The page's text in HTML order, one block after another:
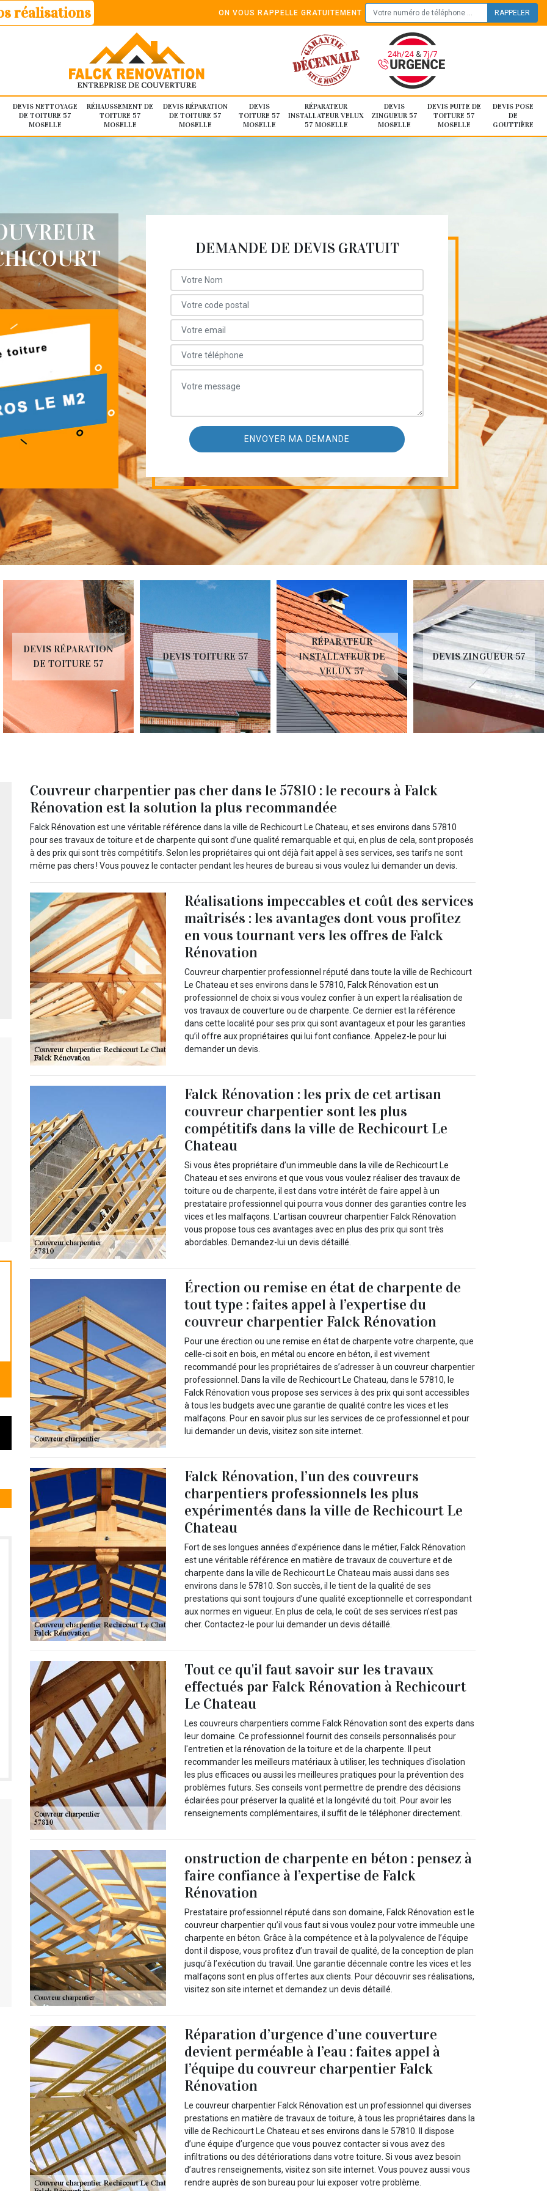
réalisations ON VOUS RAPPELLE GRATUITEMENT
DEVIS NETTOYAGE
DE TOITURE 57
MOSELLE
RÉHAUSSEMENT DE
TOITURE 57
MOSELLE
DEVIS RÉPARATION
DE TOITURE 57
MOSELLE
DEVIS
TOITURE 57
MOSELLE
RÉPARATEUR
INSTALLATEUR VELUX
57 MOSELLE
DEVIS
ZINGUEUR 57
MOSELLE
DEVIS FUITE DE
TOITURE 57
MOSELLE
DEVIS POSE
DE
GOUTTIÈRE
DEMANDE DE DEVIS GRATUIT
RÉPARATION
DE TOITURE 57
DEVIS TOITURE 57
RÉPARATEUR
INSTALLATEUR DE
VELUX 57
DEVIS ZINGUEUR 57
Couvreur charpentier pas cher dans le 57810 : le recours à Falck
Rénovation est la solution la plus recommandée
Falck Rénovation est une véritable référence dans la ville de Rechicourt Le Chateau, et ses environs dans 57810
pour ses travaux de toiture et de charpente qui sont d’une qualité remarquable et qui, en plus de cela, sont proposés
à des prix qui sont très compétitifs. Selon les propriétaires qui ont déjà fait appel à ses services, ses tarifs ne sont
même pas chers ! Vous pouvez le contacter pendant les heures de bureau si vous voulez lui demander un devis.
Réalisations impeccables et coût des services
maîtrisés : les avantages dont vous profitez
en vous tournant vers les offres de Falck
Rénovation
Couvreur charpentier professionnel réputé dans toute la ville de Rechicourt
Le Chateau et ses environs dans le 57810, Falck Rénovation est un
professionnel de choix si vous voulez confier à un expert la réalisation de
vos travaux de couverture ou de charpente. Ce dernier est la référence
dans cette localité pour ses prix qui sont avantageux et pour les garanties
qu’il offre aux propriétaires qui lui font confiance. Appelez-le pour lui
demander un devis.
Falck Rénovation : les prix de cet artisan
couvreur charpentier sont les plus
compétitifs dans la ville de Rechicourt Le
Chateau
Si vous êtes propriétaire d’un immeuble dans la ville de Rechicourt Le
Chateau et ses environs et que vous vous voulez réaliser des travaux de
toiture ou de charpente, il est dans votre intérêt de faire appel à un
prestataire professionnel qui pourra vous donner des garanties contre les
vices et les malfaçons. L’artisan couvreur charpentier Falck Rénovation
vous propose tous ces avantages avec en plus des prix qui sont très
abordables. Demandez-lui un devis détaillé.
Érection ou remise en état de charpente de
tout type : faites appel à l’expertise du
couvreur charpentier Falck Rénovation
Pour une érection ou une remise en état de charpente votre charpente, que
celle-ci soit en bois, en métal ou encore en béton, il est vivement
recommandé pour les propriétaires de s’adresser à un couvreur charpentier
professionnel. Dans la ville de Rechicourt Le Chateau, dans le 57810, le
Falck Rénovation vous propose ses services à des prix qui sont accessibles
à tous les budgets avec une garantie de qualité contre les vices et les
malfaçons. Pour en savoir plus sur les services de ce professionnel et pour
lui demander un devis, visitez son site internet.
Falck Rénovation, l’un des couvreurs
charpentiers professionnels les plus
expérimentés dans la ville de Rechicourt Le
Chateau
Fort de ses longues années d’expérience dans le métier, Falck Rénovation
est une véritable référence en matière de travaux de couverture et de
charpente dans la ville de Rechicourt Le Chateau mais aussi dans ses
environs dans le 57810. Son succès, il le tient de la qualité de ses
prestations qui sont toujours d’une qualité exceptionnelle et correspondant
aux normes en vigueur. En plus de cela, le coût de ses services n’est pas
cher. Contactez-le pour lui demander un devis détaillé.
Tout ce qu'il faut savoir sur les travaux
effectués par Falck Rénovation à Rechicourt
Le Chateau
Les couvreurs charpentiers comme Falck Rénovation sont des experts dans
leur domaine. Ce professionnel fournit des conseils personnalisés pour
l'entretien et la rénovation de la toiture et de la charpente. Il peut
recommander les meilleurs matériaux à utiliser, les techniques d'isolation
les plus efficaces ou aussi les meilleures pratiques pour la prévention des
problèmes futurs. Ses conseils vont permettre de prendre des décisions
éclairées pour préserver la qualité et la longévité du toit. Pour avoir les
renseignements complémentaires, il suffit de le téléphoner directement.
onstruction de charpente en béton : pensez à
faire confiance à l’expertise de Falck
Rénovation
Prestataire professionnel réputé dans son domaine, Falck Rénovation est le
couvreur charpentier qu’il vous faut si vous voulez pour votre immeuble une
charpente en béton. Grâce à la compétence et à la polyvalence de l’équipe
dont il dispose, vous profitez d’un travail de qualité, de la conception de plan
jusqu’à l’exécution du travail. Une garantie décennale contre les vices et les
malfaçons sont en plus offertes aux clients. Pour découvrir ses réalisations,
visitez son site internet et demandez un devis détaillé.
Réparation d’urgence d’une couverture
devient perméable à l’eau : faites appel à
l’équipe du couvreur charpentier Falck
Rénovation
Le couvreur charpentier Falck Rénovation est un professionnel qui diverses
prestations en matière de travaux de toiture, à tous les propriétaires dans la
ville de Rechicourt Le Chateau et ses environs dans le 57810. Il dispose
d’une équipe d’urgence que vous pouvez contacter si vous avez des
infiltrations ou des détériorations dans votre toiture. Si vous avez besoin
d’autres renseignements, visitez son site internet. Vous pouvez aussi vous
rendre auprès de son bureau pour lui exposer votre problème.